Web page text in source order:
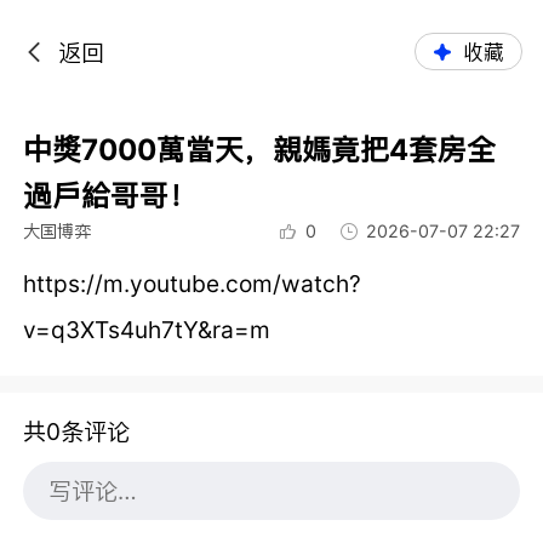
返回 收藏
中獎7000萬當天，親媽竟把4套房全
過戶給哥哥！
大国博弈 0 2026-07-07 22:27
https://m.youtube.com/watch?
v=q3XTs4uh7tY&ra=m
共0条评论